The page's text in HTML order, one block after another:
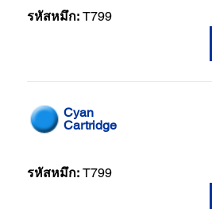
รหัสหมึก: T799
Cyan
Cartridge
รหัสหมึก: T799